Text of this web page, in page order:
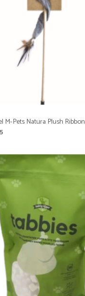
M-Pets Natura Plush Ribbon
€ 6,25.